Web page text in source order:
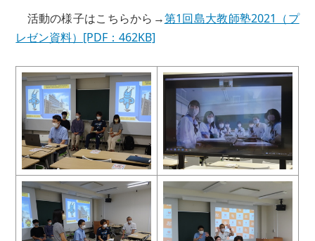
活動の様子はこちらから→第1回島大教師塾2021（プ
レゼン資料）[PDF：462KB]